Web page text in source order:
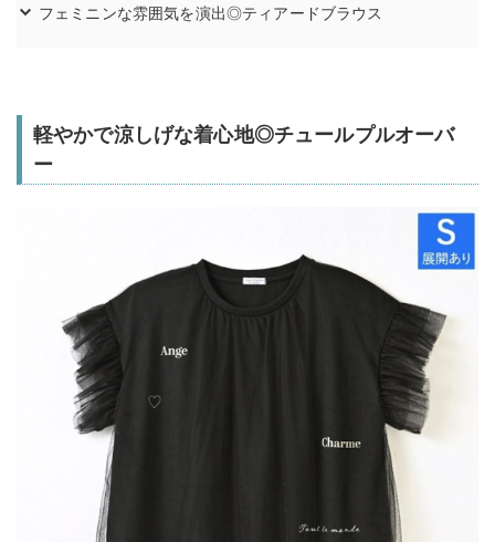
フェミニンな雰囲気を演出◎ティアードブラウス
軽やかで涼しげな着心地◎チュールプルオーバ
ー